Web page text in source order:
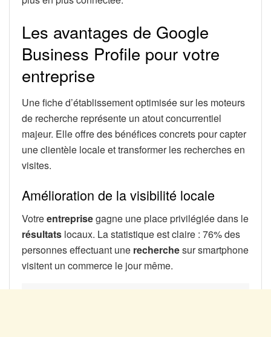
Les avantages de Google
Business Profile pour votre
entreprise
Une fiche d’établissement optimisée sur les moteurs
de recherche représente un atout concurrentiel
majeur. Elle offre des bénéfices concrets pour capter
une clientèle locale et transformer les recherches en
visites.
Amélioration de la visibilité locale
Votreentreprisegagne une place privilégiée dans le
résultats locaux. La statistique est claire : 76% des
personnes effectuant une recherchesur smartphone
visitent un commerce le jour même.